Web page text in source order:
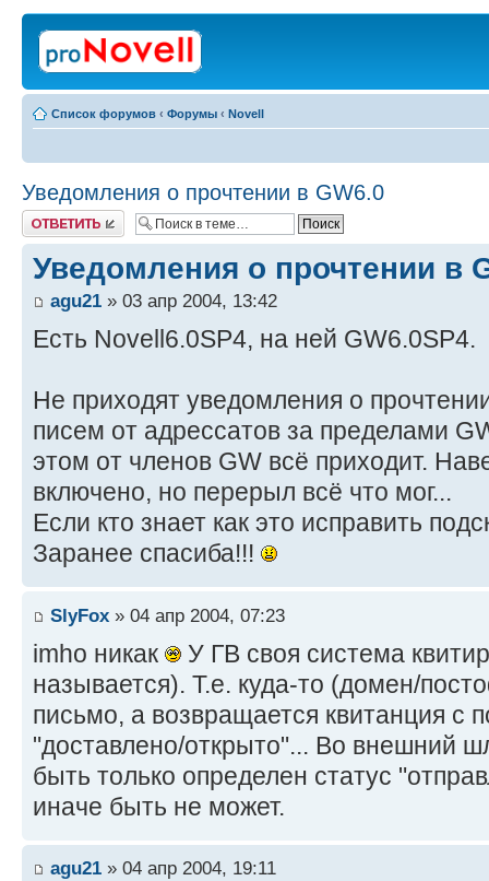
Список форумов ‹ Форумы ‹ Novell
Уведомления о прочтении в GW6.0
Ответить
Уведомления о прочтении в
agu21 » 03 апр 2004, 13:42
Есть Novell6.0SP4, на ней GW6.0SP4.
Не приходят уведомления о
писем от адрессатов за пределами
этом от членов GW всё приходит.
включено, но перерыл всё что мог...
Если кто знает как это исправить
Заранее спасиба!!!
SlyFox » 04 апр 2004, 07:23
imho никак
У ГВ своя система
называется). Т.е. куда-то (домен/
письмо, а возвращается квитанция с
"доставлено/открыто"... Во внешний
быть только определен статус
иначе быть не может.
agu21 » 04 апр 2004, 19:11